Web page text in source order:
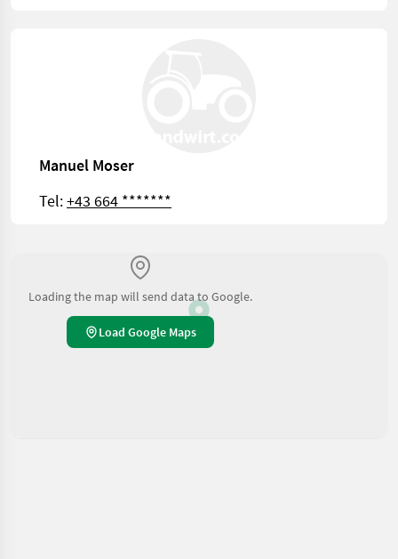
Manuel Moser
Tel:+43 664 *******
Loading the map will send data to Google.
Load Google Maps